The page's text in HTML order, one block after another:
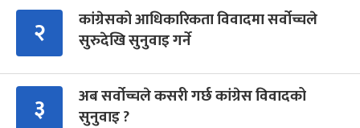
२
कांग्रेसको आधिकारिकता विवादमा सर्वोच्चले
सुरुदेखि सुनुवाइ गर्ने
३
अब सर्वोच्चले कसरी गर्छ कांग्रेस विवादको
सुनुवाइ ?